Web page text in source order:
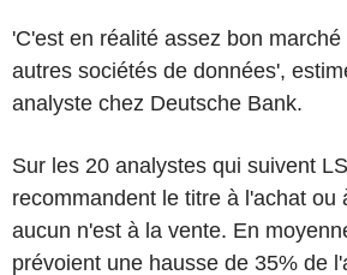
'C'est en réalité assez bon
autres sociétés de données',
analyste chez Deutsche Bank.
Sur les 20 analystes qui suivent
recommandent le titre à l'achat ou
aucun n'est à la vente. En
prévoient une hausse de 35% de